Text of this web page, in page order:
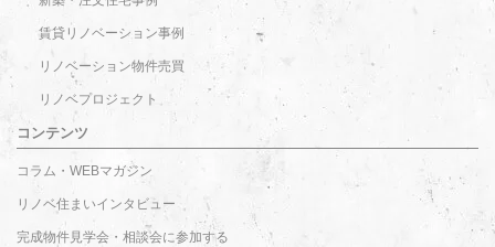
賃貸リノベーション事例
リノベーション物件売買
リノベプロジェクト
コンテンツ
コラム・WEBマガジン
リノベ住まいインタビュー
完成物件見学会・相談会に参加する